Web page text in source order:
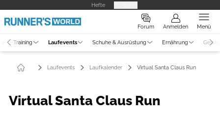
Hefte
Forum Anmelden Menü
Training Laufevents Schuhe & Ausrüstung Ernährung
Laufevents Laufkalender Virtual Santa Claus Run
Virtual Santa Claus Run